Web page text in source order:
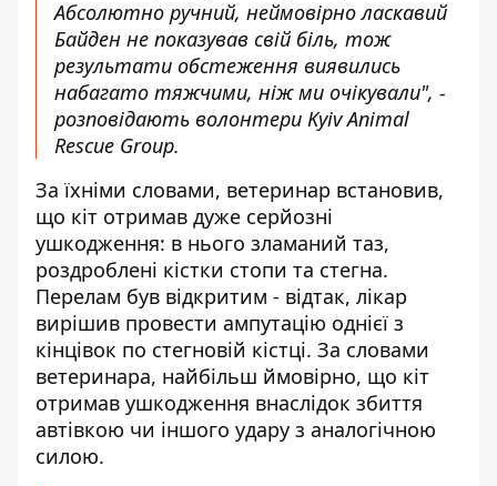
Абсолютно ручний, неймовірно ласкавий
Байден не показував свій біль, тож
результати обстеження виявились
набагато тяжчими, ніж ми очікували", -
розповідають волонтери Kyiv Animal
Rescue Group.
За їхніми словами, ветеринар встановив,
що кіт отримав дуже серйозні
ушкодження: в нього зламаний таз,
роздроблені кістки стопи та стегна.
Перелам був відкритим - відтак, лікар
вирішив провести ампутацію однієї з
кінцівок по стегновій кістці. За словами
ветеринара, найбільш ймовірно, що кіт
отримав ушкодження внаслідок збиття
автівкою чи іншого удару з аналогічною
силою.